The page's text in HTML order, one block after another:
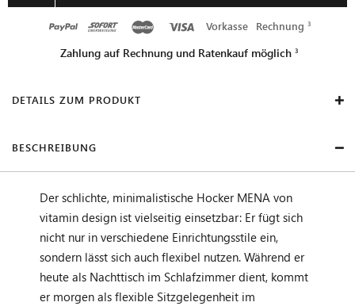
Vorkasse Rechnung
Zahlung auf Rechnung und Ratenkauf möglich
DETAILS ZUM PRODUKT
BESCHREIBUNG
Der schlichte, minimalistische Hocker MENA von
vitamin design ist vielseitig einsetzbar: Er fügt sich
nicht nur in verschiedene Einrichtungsstile ein,
sondern lässt sich auch flexibel nutzen. Während er
heute als Nachttisch im Schlafzimmer dient, kommt
er morgen als flexible Sitzgelegenheit im